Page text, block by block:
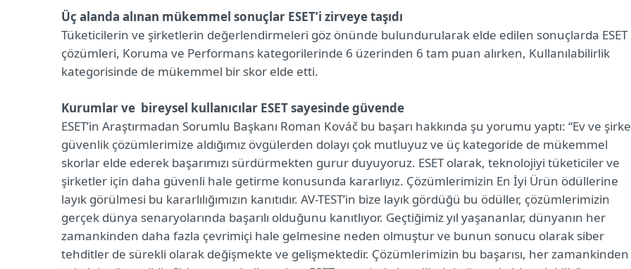
Üç alanda alınan mükemmel sonuçlar ESET’i zirveye taşıdı
Tüketicilerin ve şirketlerin değerlendirmeleri göz önünde bulundurularak elde edilen sonuçlarda ESET
çözümleri, Koruma ve Performans kategorilerinde 6 üzerinden 6 tam puan alırken, Kullanılabilirlik
kategorisinde de mükemmel bir skor elde etti.
Kurumlar ve bireysel kullanıcılar ESET sayesinde güvende
ESET’in Araştırmadan Sorumlu Başkanı Roman Kováč bu başarı hakkında şu yorumu yaptı: “Ev ve
güvenlik çözümlerimize aldığımız övgülerden dolayı çok mutluyuz ve üç kategoride de mükemmel
skorlar elde ederek başarımızı sürdürmekten gurur duyuyoruz. ESET olarak, teknolojiyi tüketiciler ve
şirketler için daha güvenli hale getirme konusunda kararlıyız. Çözümlerimizin En İyi Ürün ödüllerine
layık görülmesi bu kararlılığımızın kanıtıdır. AV-TEST’in bize layık gördüğü bu ödüller, çözümlerimizin
gerçek dünya senaryolarında başarılı olduğunu kanıtlıyor. Geçtiğimiz yıl yaşananlar, dünyanın her
zamankinden daha fazla çevrimiçi hale gelmesine neden olmuştur ve bunun sonucu olarak siber
tehditler de sürekli olarak değişmekte ve gelişmektedir. Çözümlerimizin bu başarısı, her zamankinden